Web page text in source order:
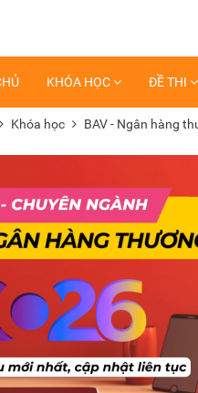
KHÓA HỌC ĐỀ THI
Khóa học BAV - Ngân hàng